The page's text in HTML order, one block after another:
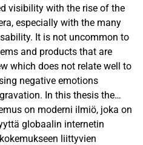
visibility with the rise of the
especially with the many
It is not uncommon to
and products that are
which does not relate well to
negative emotions
In this thesis the
user experience design and
studied, along with how this
in general. The
on moderni ilmiö, joka on
globaalin internetin
liittyvien